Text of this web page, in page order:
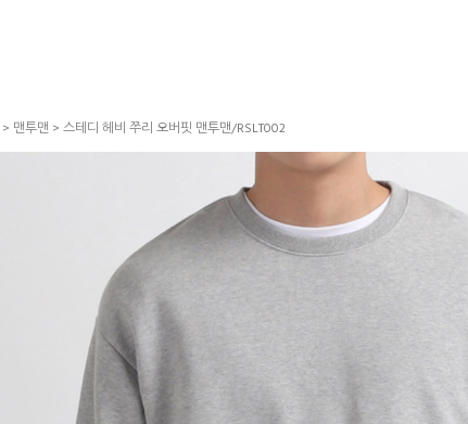
> 맨투맨 > 스테디 헤비 쭈리 오버핏 맨투맨/RSLT002